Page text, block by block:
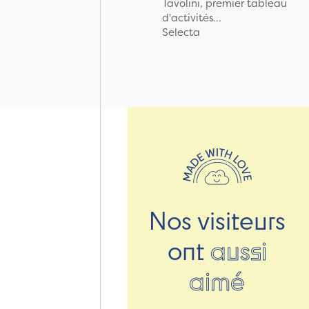
Tavolini, premier tableau
d'activités...
Selecta
Nos visiteurs
ont aussi
aimé